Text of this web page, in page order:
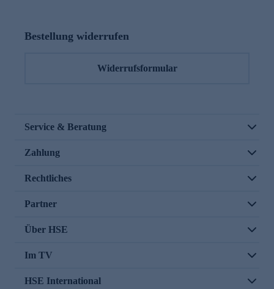
Bestellung widerrufen
Widerrufsformular
Service & Beratung
Zahlung
Rechtliches
Partner
Über HSE
Im TV
HSE International